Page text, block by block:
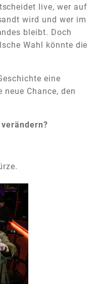
live, wer auf
wird und wer im
bleibt. Doch
Wahl könnte die
eine
neue Chance, den